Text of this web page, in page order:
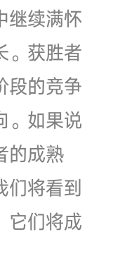
继续满怀
。获胜者
段的竞争
。如果说
的成熟
们将看到
它们将成